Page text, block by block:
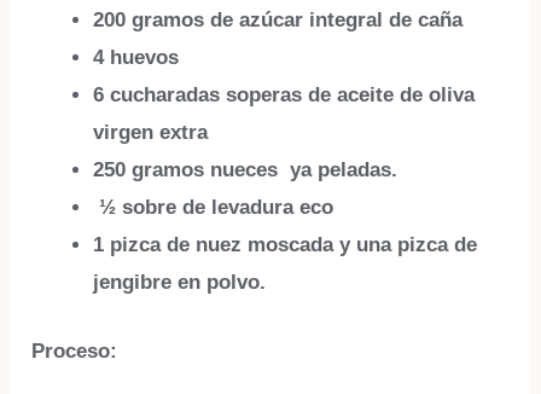
200 gramos deazúcar integral de caña
4 huevos
6 cucharadas soperas deaceite de oliva
virgen extra
250 gramos nueces ya peladas.
½ sobre de levadura eco
1 pizca de nuez moscaday una pizca de
jengibre en polvo.
Proceso: